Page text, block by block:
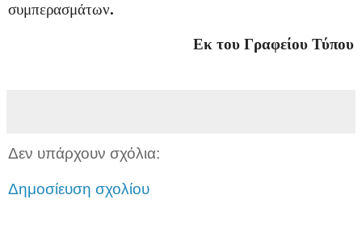
συμπερασμάτων.
Εκ του Γραφείου Τύπου
Δεν υπάρχουν σχόλια:
Δημοσίευση σχολίου